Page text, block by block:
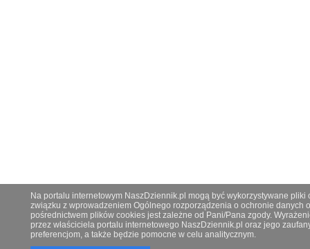
Na portalu internetowym NaszDziennik.pl mogą być wykorzystywane
związku z wprowadzeniem Ogólnego rozporządzenia o ochronie danych
pośrednictwem plików cookies jest zależne od Pani/Pana zgody.
przez właściciela portalu internetowego NaszDziennik.pl oraz jego
preferencjom, a także będzie pomocne w celu analitycznym.